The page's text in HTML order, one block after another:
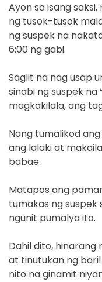
Ayon sa isang
ng tusok-tusok
ng suspek na
6:00 ng gabi.
Saglit na nag usap
sinabi ng suspek na
magkakilala, ang
Nang tumalikod
ang lalaki at
babae.
Matapos ang
tumakas ng
ngunit pumalya ito.
Dahil dito, hinarang
at tinutukan ng
nito na ginamit